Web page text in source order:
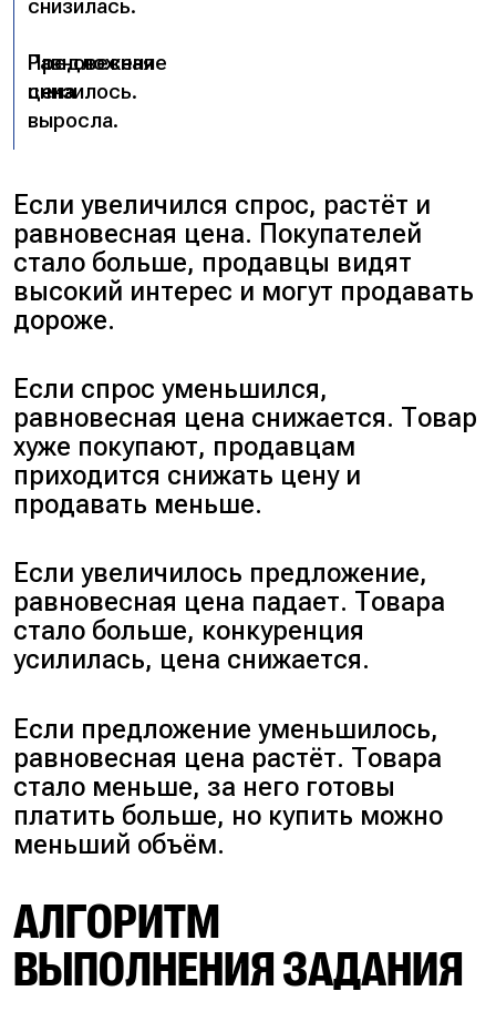
снизилась.
Предложение
снизилось.
Равновесная
цена
выросла.
Если увеличился спрос, растёт и
равновесная цена. Покупателей
стало больше, продавцы видят
высокий интерес и могут продавать
дороже.
Если спрос уменьшился,
равновесная цена снижается. Товар
хуже покупают, продавцам
приходится снижать цену и
продавать меньше.
Если увеличилось предложение,
равновесная цена падает. Товара
стало больше, конкуренция
усилилась, цена снижается.
Если предложение уменьшилось,
равновесная цена растёт. Товара
стало меньше, за него готовы
платить больше, но купить можно
меньший объём.
АЛГОРИТМ
ВЫПОЛНЕНИЯ ЗАДАНИЯ